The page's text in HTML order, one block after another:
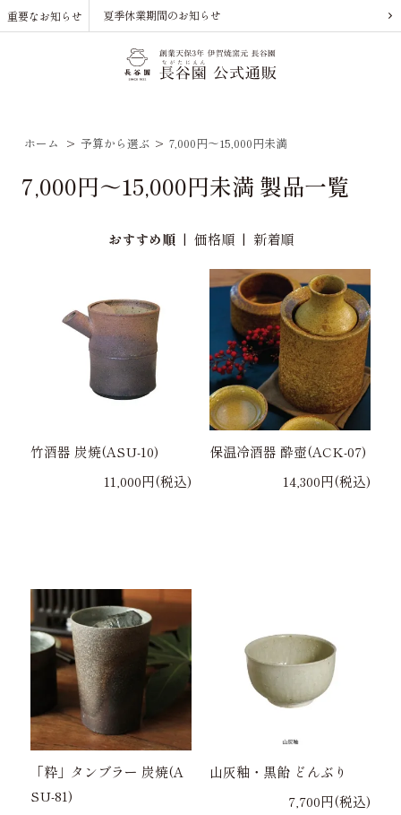
重要なお知らせ 夏季休業期間のお知らせ
ホーム > 予算から選ぶ > 7,000円～15,000円未満
7,000円～15,000円未満 製品一覧
おすすめ順| 価格順| 新着順
竹酒器 炭焼(ASU-10)
11,000円(税込)
保温冷酒器 酔壺(ACK-07)
14,300円(税込)
「粋」タンブラー 炭焼(A
SU-81)
山灰釉・黒飴 どんぶり
7,700円(税込)